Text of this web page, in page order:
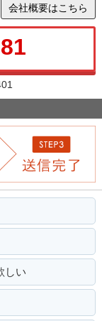
会社概要はこちら
しい